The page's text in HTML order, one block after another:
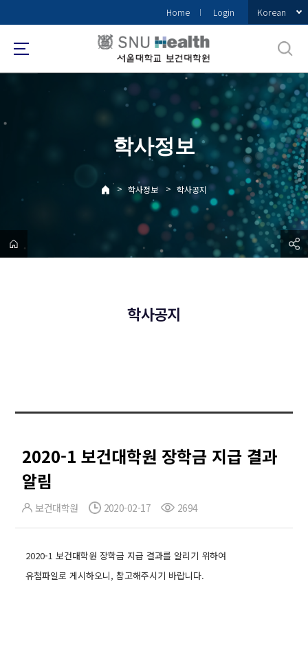
로
메
Home Login Korean
학사정보
> 학사정보 > 학사공지
학사공지
2020-1 보건대학원 장학금 지급 결과
알림
보건대학원 2020-02-17 2694
2020-1 보건대학원 장학금 지급 결과를 알리기 위하여
유첨파일로 게시하오니, 참고해주시기 바랍니다.